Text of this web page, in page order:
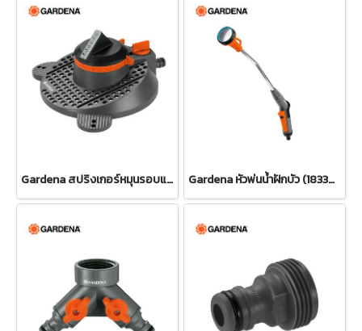
Gardena สปริงเกอร์หมุนรอบแบบปรับได้ Tango (02065-20) Gardena หัวพ่นน้ำฝักบัว (18330-20)